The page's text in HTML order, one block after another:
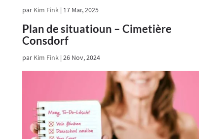
par Kim Fink| 17 Mar, 2025
Plan de situatioun – Cimetière
Consdorf
par Kim Fink| 26 Nov, 2024